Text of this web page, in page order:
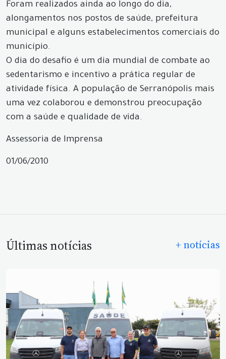
Foram realizados ainda ao longo do dia,
alongamentos nos postos de saúde, prefeitura
municipal e alguns estabelecimentos comerciais do
município.
O dia do desafio é um dia mundial de combate ao
sedentarismo e incentivo a prática regular de
atividade física. A população de Serranópolis mais
uma vez colaborou e demonstrou preocupação
com a saúde e qualidade de vida.
Assessoria de Imprensa
01/06/2010
Últimas notícias + notícias